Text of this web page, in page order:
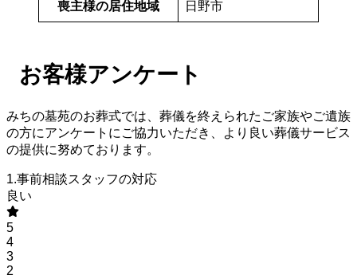
喪主様の居住地域 日野市
お客様アンケート
みちの墓苑のお葬式では、葬儀を終えられたご家族やご遺族
の方にアンケートにご協力いただき、より良い葬儀サービス
の提供に努めております。
1.事前相談スタッフの対応
良い
5
4
3
2